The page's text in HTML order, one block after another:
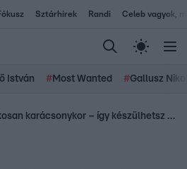
Sztárhírek Randi Celeb vagyok,
István # Most Wanted #Gallusz
Spórolj okosan karácsonykor – így készülhetsz anyagilag is az ünnepekre